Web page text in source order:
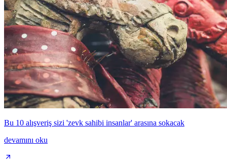
Bu 10 alışveriş sizi 'zevk sahibi insanlar' arasına sokacak
devamını oku